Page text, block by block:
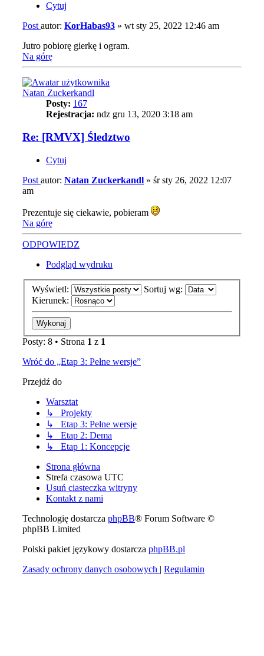
Cytuj
Post autor: KorHabas93 » wt sty 25, 2022 12:46 am
Jutro pobiorę gierkę i ogram.
Na górę
Natan Zuckerkandl
Posty: 167
Rejestracja: ndz gru 13, 2020 3:18 am
Re: [RMVX] Śledztwo
Cytuj
Post autor: Natan Zuckerkandl » śr sty 26, 2022 12:07
am
Prezentuje się ciekawie, pobieram
Na górę
ODPOWIEDZ
Podgląd wydruku
Wyświetl:
Sortuj wg:
Kierunek:
Posty: 8 • Strona 1 z 1
Wróć do „Etap 3: Pełne wersje”
Przejdź do
Warsztat
↳ Projekty
↳ Etap 3: Pełne wersje
↳ Etap 2: Dema
↳ Etap 1: Koncepcje
Strona główna
Strefa czasowa UTC
Usuń ciasteczka witryny
Kontakt z nami
Technologię dostarcza phpBB® Forum Software ©
phpBB Limited
Polski pakiet językowy dostarcza phpBB.pl
Zasady ochrony danych osobowych | Regulamin